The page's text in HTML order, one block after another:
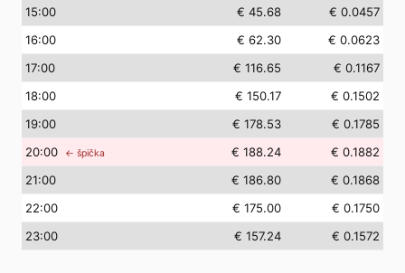
15:00 € 45.68
€ 0.0457
16:00 € 62.30
€ 0.0623
17:00 € 116.65
€ 0.1167
18:00 € 150.17
€ 0.1502
19:00 € 178.53
€ 0.1785
20:00 ← špička € 188.24
€ 0.1882
21:00 € 186.80
€ 0.1868
22:00 € 175.00
€ 0.1750
23:00 € 157.24 € 0.1572